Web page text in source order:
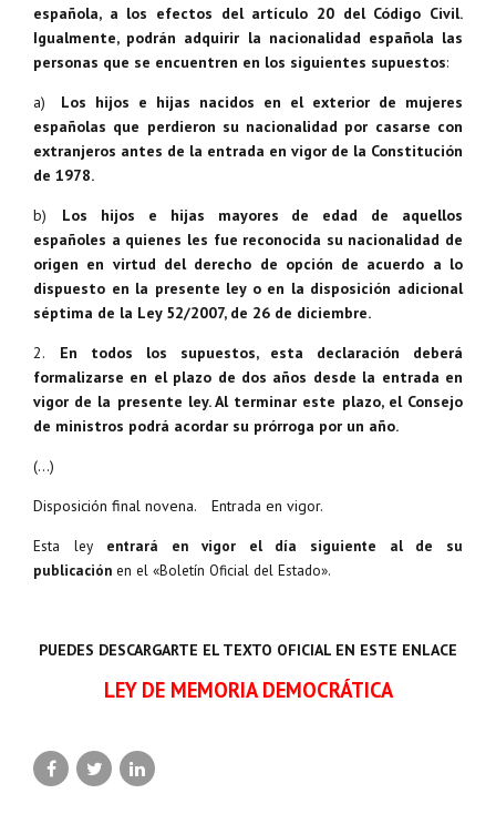
española, a los efectos del artículo 20 del Código Civil.
Igualmente, podrán adquirir la nacionalidad española las
personas que se encuentren en los siguientes supuestos:
a) Los hijos e hijas nacidos en el exterior de mujeres
españolas que perdieron su nacionalidad por casarse con
extranjeros antes de la entrada en vigor de la Constitución
de 1978.
b) Los hijos e hijas mayores de edad de aquellos
españoles a quienes les fue reconocida su nacionalidad de
origen en virtud del derecho de opción de acuerdo a lo
dispuesto en la presente ley o en la disposición adicional
séptima de la Ley 52/2007, de 26 de diciembre.
2. En todos los supuestos, esta declaración deberá
formalizarse en el plazo de dos años desde la entrada en
vigor de la presente ley. Al terminar este plazo, el Consejo
de ministros podrá acordar su prórroga por un año.
(…)
Disposición final novena. Entrada en vigor.
Esta ley entrará en vigor el día siguiente al de su
publicación en el «Boletín Oficial del Estado».
PUEDES DESCARGARTE EL TEXTO OFICIAL EN ESTE ENLACE
LEY DE MEMORIA DEMOCRÁTICA